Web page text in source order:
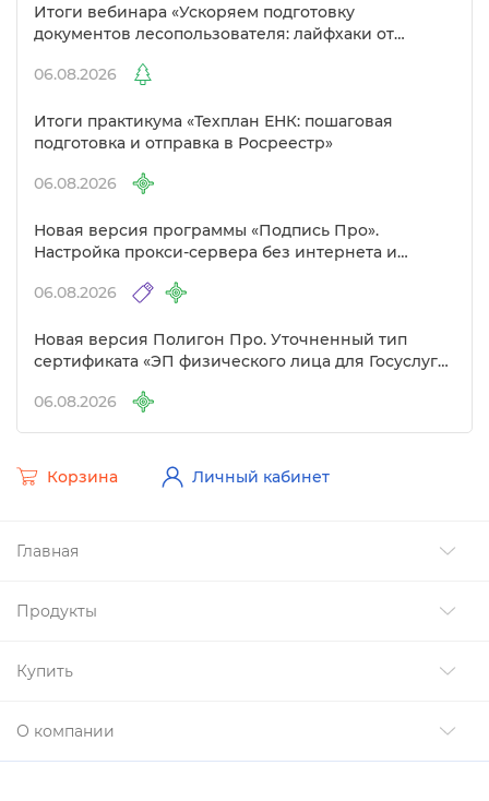
Итоги вебинара «Ускоряем подготовку
документов лесопользователя: лайфхаки от
06.08.2026
Итоги практикума «Техплан ЕНК: пошаговая
подготовка и отправка в Росреестр»
06.08.2026
Новая версия программы «Подпись Про».
Настройка прокси-сервера без интернета и
06.08.2026
Новая версия Полигон Про. Уточненный тип
сертификата «ЭП физического лица для Госуслуг»
06.08.2026
Главная
Продукты
Купить
О компании
Корзина Личный кабинет